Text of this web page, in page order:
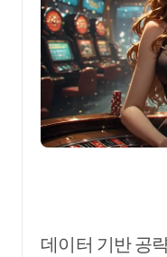
데이터 기반 공